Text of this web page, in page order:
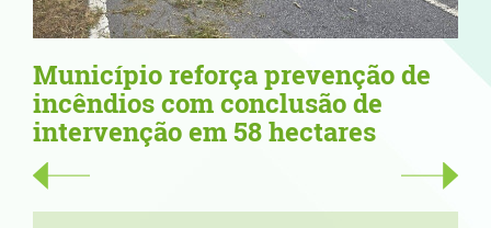
reforça prevenção de
com conclusão de
em 58 hectares
67,34
Deniz Ruiz
Cerveira no